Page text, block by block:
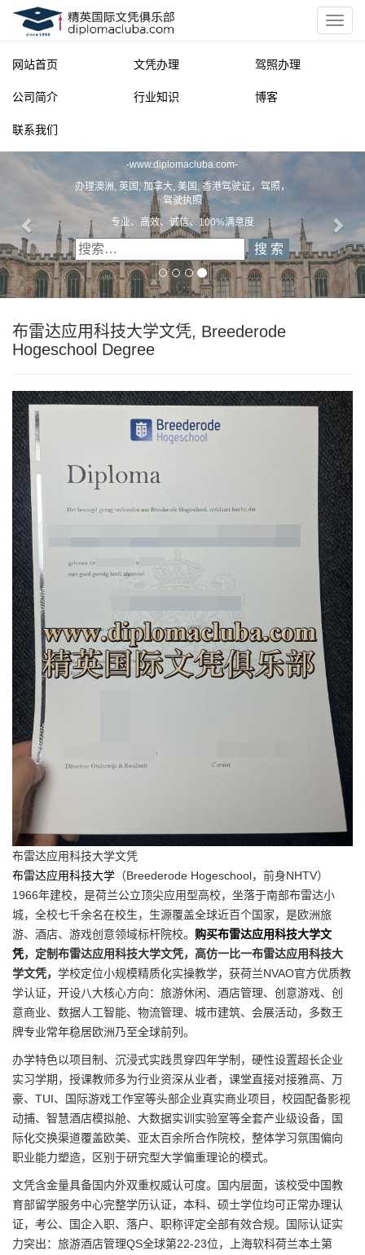
网站首页 文凭办理 驾照办理
公司简介 行业知识 博客
联系我们
www.diplomacluba.com-
办理澳洲, 英国, 加拿大, 美国, 香港驾驶证，驾照，
驾驶执照
专业、高效、诚信、100%满意度
布雷达应用科技大学文凭, Breederode
Hogeschool Degree
布雷达应用科技大学文凭
布雷达应用科技大学 （Breederode Hogeschool，前身NHTV）
1966年建校，是荷兰公立顶尖应用型高校，坐落于南部布雷达小
城，全校七千余名在校生，生源覆盖全球近百个国家，是欧洲旅
游、酒店、游戏创意领域标杆院校。 购买布雷达应用科技大学文
凭，定制布雷达应用科技大学文凭，高仿一比一布雷达应用科技大
学文凭， 学校定位小规模精质化实操教学，获荷兰NVAO官方优质教
学认证，开设八大核心方向：旅游休闲、酒店管理、创意游戏、创
意商业、数据人工智能、物流管理、城市建筑、会展活动，多数王
牌专业常年稳居欧洲乃至全球前列。
办学特色以项目制、沉浸式实践贯穿四年学制，硬性设置超长企业
实习学期，授课教师多为行业资深从业者，课堂直接对接雅高、万
豪、TUI、国际游戏工作室等头部企业真实商业项目，校园配备影视
动捕、智慧酒店模拟舱、大数据实训实验室等全套产业级设备，国
际化交换渠道覆盖欧美、亚太百余所合作院校，整体学习氛围偏向
职业能力塑造，区别于研究型大学偏重理论的模式。
文凭含金量具备国内外双重权威认可度。国内层面，该校受中国教
育部留学服务中心完整学历认证，本科、硕士学位均可正常办理认
证，考公、国企入职、落户、职称评定全部有效合规。国际认证实
力突出：旅游酒店管理QS全球第22-23位，上海软科荷兰本土第